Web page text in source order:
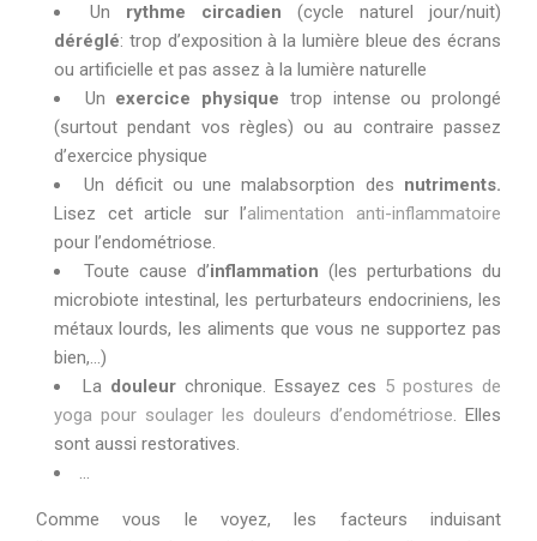
Un rythme circadien (cycle naturel jour/nuit)
déréglé: trop d’exposition à la lumière bleue des écrans
ou artificielle et pas assez à la lumière naturelle
Un exercice physique trop intense ou prolongé
(surtout pendant vos règles) ou au contraire passez
d’exercice physique
Un déficit ou une malabsorption des nutriments.
Lisez cet article sur l’alimentation anti-inflammatoire
pour l’endométriose.
Toute cause d’inflammation (les perturbations du
microbiote intestinal, les perturbateurs endocriniens, les
métaux lourds, les aliments que vous ne supportez pas
bien,…)
La douleurchronique. Essayez ces 5 postures de
yoga pour soulager les douleurs d’endométriose. Elles
sont aussi restoratives.
…
Comme vous le voyez, les facteurs induisant